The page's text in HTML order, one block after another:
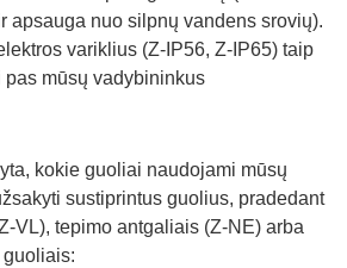
apsauga nuo silpnų vandens srovių).
variklius (Z-IP56, Z-IP65) taip
mūsų vadybininkus
kokie guoliai naudojami mūsų
sustiprintus guolius, pradedant
VL), tepimo antgaliais (Z-NE) arba